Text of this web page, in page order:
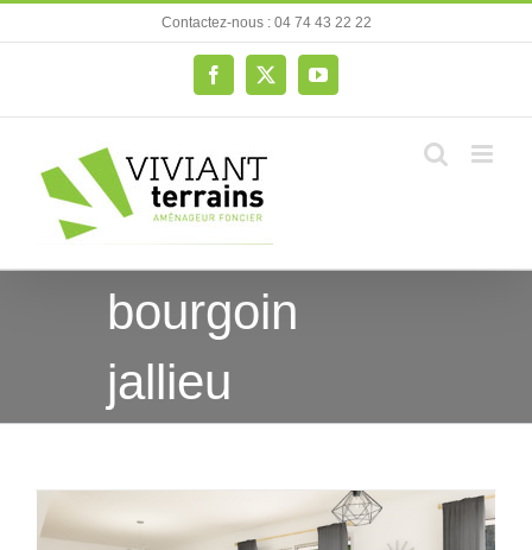
au
Contactez-nous : 04 74 43 22 22
Facebook
X YouTube
bourgoin
jallieu